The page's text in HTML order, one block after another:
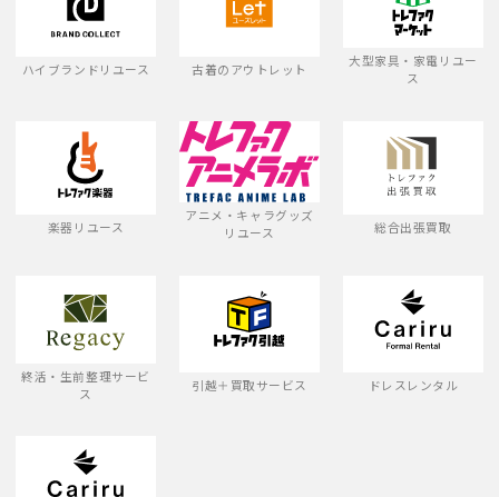
ハイブランドリユース 古着のアウトレット
大型家具・家電リユー
ス
楽器リユース
アニメ・キャラグッズ
リユース
総合出張買取
終活・生前整理サービ
ス
引越＋買取サービス ドレスレンタル